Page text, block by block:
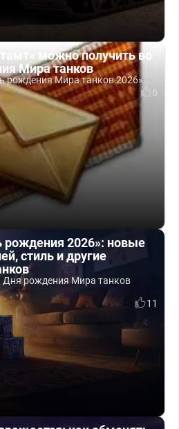
можно получить во
Мира танков
рождения Мира танков 2026»...
6
рождения 2026»: новые
стиль и другие
Дня рождения Мира танков
11